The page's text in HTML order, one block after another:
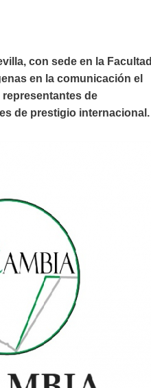
con sede en la Facultad
en la comunicación el
de
de prestigio internacional.